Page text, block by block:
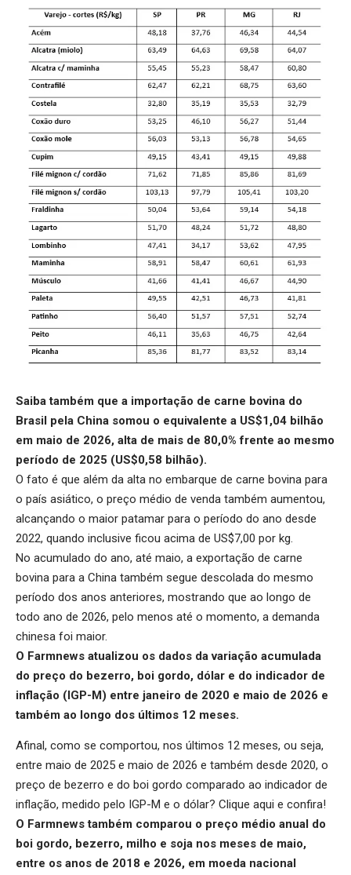
Saiba também que a importação de carne bovina do
Brasil pela China somou o equivalente a US$1,04 bilhão
em maio de 2026, alta de mais de 80,0% frente ao mesmo
período de 2025 (US$0,58 bilhão).
O fato é que além da alta no embarque de carne bovina para
o país asiático, o preço médio de venda também aumentou,
alcançando o maior patamar para o período do ano desde
2022, quando inclusive ficou acima de US$7,00 por kg.
No acumulado do ano, até maio, a exportação de carne
bovina para a China também segue descolada do mesmo
período dos anos anteriores, mostrando que ao longo de
todo ano de 2026, pelo menos até o momento, a demanda
chinesa foi maior.
O Farmnews atualizou os dados da variação acumulada
do preço do bezerro, boi gordo, dólar e do indicador de
inflação (IGP-M) entre janeiro de 2020 e maio de 2026 e
também ao longo dos últimos 12 meses.
Afinal, como se comportou, nos últimos 12 meses, ou seja,
entre maio de 2025 e maio de 2026 e também desde 2020, o
preço de bezerro e do boi gordo comparado ao indicador de
inflação, medido pelo IGP-M e o dólar? Clique aqui e confira!
O Farmnews também comparou o preço médio anual do
boi gordo, bezerro, milho e soja nos meses de maio,
entre os anos de 2018 e 2026, em moeda nacional